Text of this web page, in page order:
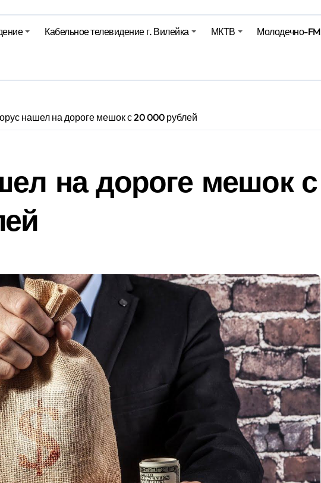
время местное – 07 08 20
Кабельное телевидение г. Вилейка МКТВ Молодечно-FM
нашел на дороге мешок с 20 000 рублей
на дороге мешок с